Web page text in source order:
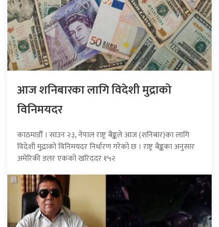
आज शनिबारका लागि विदेशी मुद्राको
विनिमयदर
काठमाडौँ । साउन २३, नेपाल राष्ट्र बैङ्कले आज (शनिबार)का लागि
विदेशी मुद्राको विनिमयदर निर्धारण गरेको छ । राष्ट्र बैङ्कका अनुसार
अमेरिकी डलर एकको खरिददर १५२